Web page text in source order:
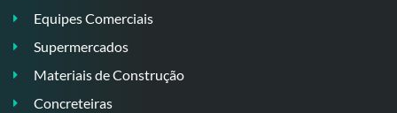
Equipes Comerciais
Supermercados
Materiais de Construção
Concreteiras